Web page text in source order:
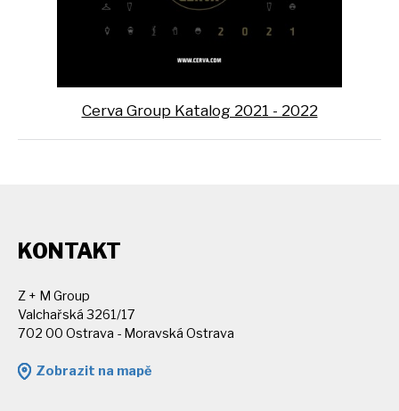
Cerva Group Katalog 2021 - 2022
KONTAKT
Z + M Group
Valchařská 3261/17
702 00 Ostrava - Moravská Ostrava
Zobrazit na mapě